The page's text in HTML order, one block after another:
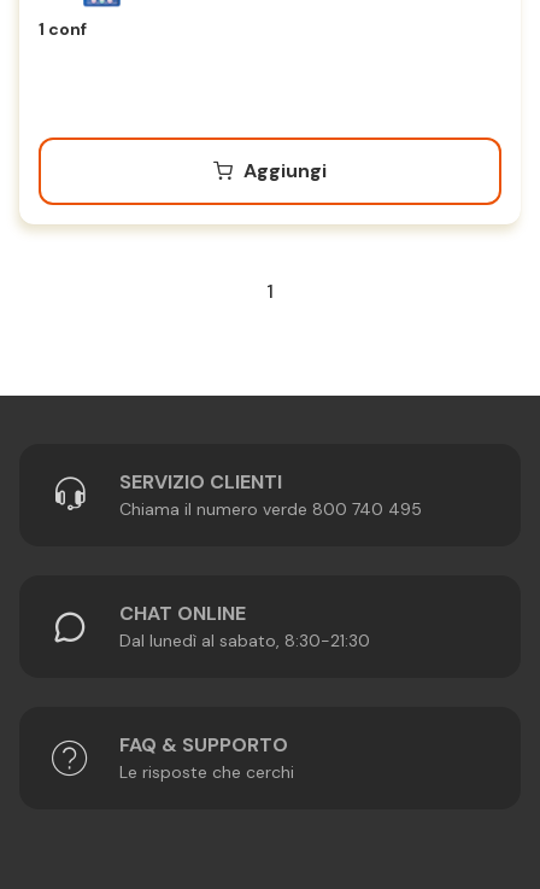
1 conf
Aggiungi
1
SERVIZIO CLIENTI
Chiama il numero verde 800 740 495
CHAT ONLINE
Dal lunedì al sabato, 8:30-21:30
FAQ & SUPPORTO
Le risposte che cerchi